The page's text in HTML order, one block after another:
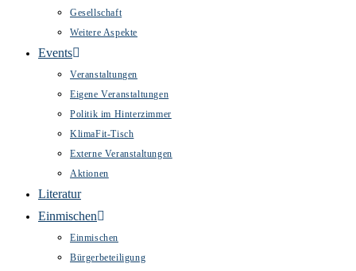
Gesellschaft
Weitere Aspekte
Events
Veranstaltungen
Eigene Veranstaltungen
Politik im Hinterzimmer
KlimaFit-Tisch
Externe Veranstaltungen
Aktionen
Literatur
Einmischen
Einmischen
Bürgerbeteiligung